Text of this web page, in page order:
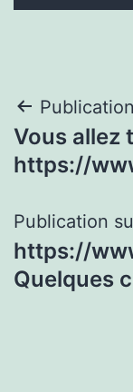
de
Vous allez
https://
Publication
https://
Quelques